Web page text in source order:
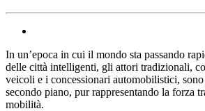
In un’epoca in cui il mondo sta passando
delle città intelligenti, gli attori tradizionali,
veicoli e i concessionari automobilistici, sono
secondo piano, pur rappresentando la forza
mobilità.